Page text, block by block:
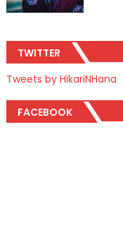
TWITTER
Tweets by HikariNHana
FACEBOOK